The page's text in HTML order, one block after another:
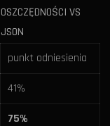
OSZCZĘDNOŚCI VS
JSON
punkt odniesienia
41%
75%